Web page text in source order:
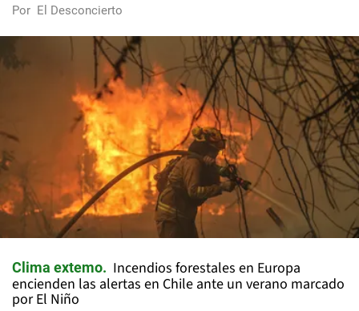
Por El Desconcierto
Clima extemo
Incendios forestales en Europa
encienden las alertas en Chile ante un verano marcado
por El Niño